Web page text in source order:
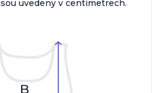
uvedeny v centimetrech.